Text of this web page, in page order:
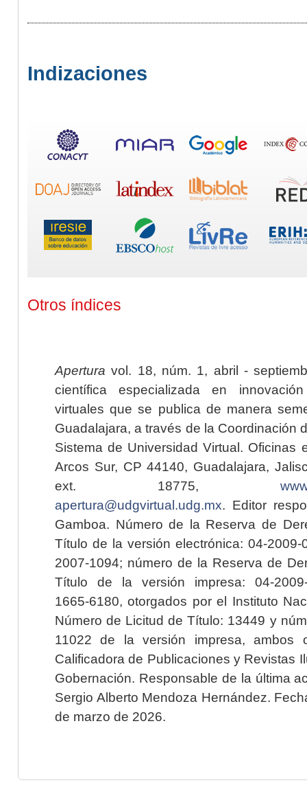
Indizaciones
Otros índices
Apertura vol. 18, núm. 1, abril -
científica especializada en
virtuales que se publica de manera
Guadalajara, a través de la Coordinación
Sistema de Universidad Virtual. Oficinas
Arcos Sur, CP 44140, Guadalajara,
ext. 18775,
apertura@udgvirtual.udg.mx. Editor
Gamboa. Número de la Reserva de
Título de la versión electrónica: 04-2009-
2007-1094; número de la Reserva de
Título de la versión impresa: 04-2009-
1665-6180, otorgados por el Instituto
Número de Licitud de Título: 13449 y
11022 de la versión impresa, ambos
Calificadora de Publicaciones y Revistas
Gobernación. Responsable de la última
Sergio Alberto Mendoza Hernández.
de marzo de 2026.